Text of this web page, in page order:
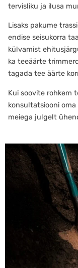
tervisliku ja ilusa
Lisaks pakume
endise seisukorra
külvamist
ka teeäärte
tagada tee äärte
Kui soovite rohkem
konsultatsiooni
meiega julgelt